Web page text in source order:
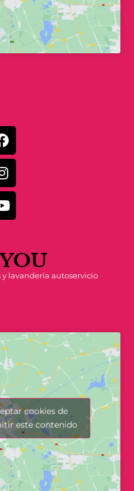
y lavandería autoservicio
cookies de
este contenido